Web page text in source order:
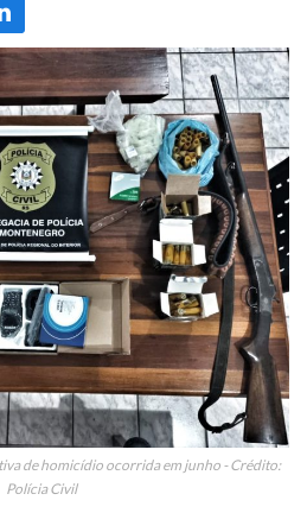
de homicídio ocorrida em junho - Crédito:
Polícia Civil